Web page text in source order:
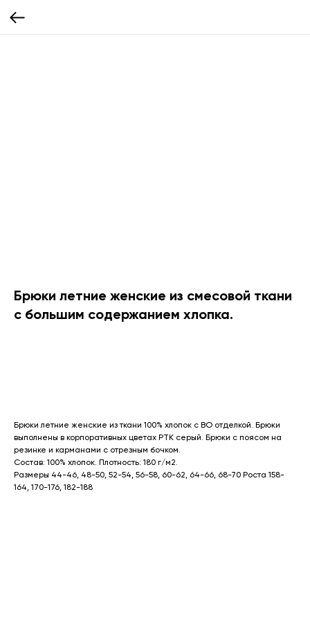
Брюки летние женские из смесовой ткани
с большим содержанием хлопка.
Брюки летние женские из ткани 100% хлопок с ВО отделкой. Брюки
выполнены в корпоративных цветах РТК серый. Брюки с поясом на
резинке и карманами с отрезным бочком.
Состав: 100% хлопок. Плотность: 180 г/м2.
Размеры 44-46, 48-50, 52-54, 56-58, 60-62, 64-66, 68-70 Роста 158-
164, 170-176, 182-188